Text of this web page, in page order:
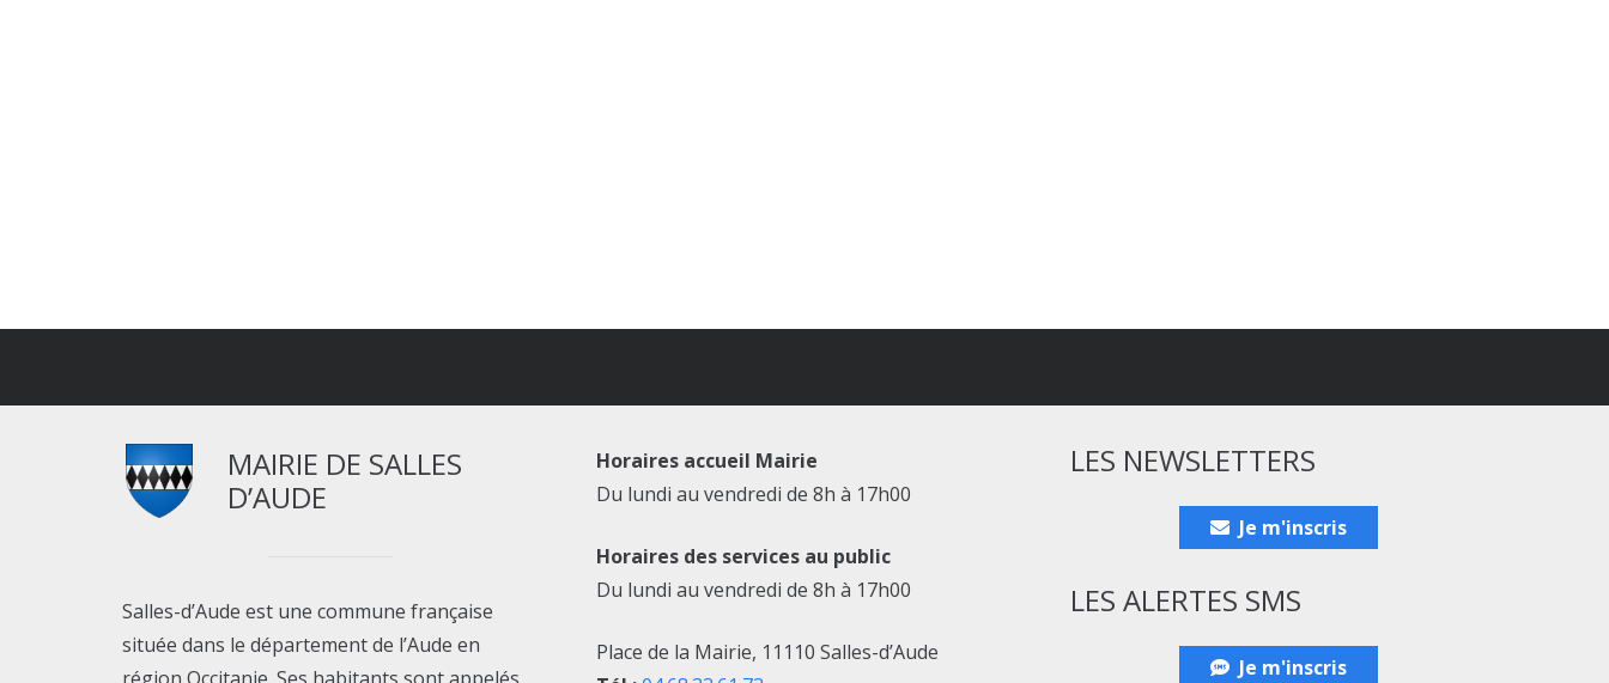
MAIRIE DE SALLES
D’AUDE
Salles-d’Aude est une commune française
située dans le département de l’Aude en
région Occitanie. Ses habitants sont appelés
Horaires accueil Mairie
Du lundi au vendredi de 8h à 17h00
Horaires des services au public
Du lundi au vendredi de 8h à 17h00
Place de la Mairie, 11110 Salles-d’Aude
LES NEWSLETTERS
Je m'inscris
LES ALERTES SMS
Je m'inscris